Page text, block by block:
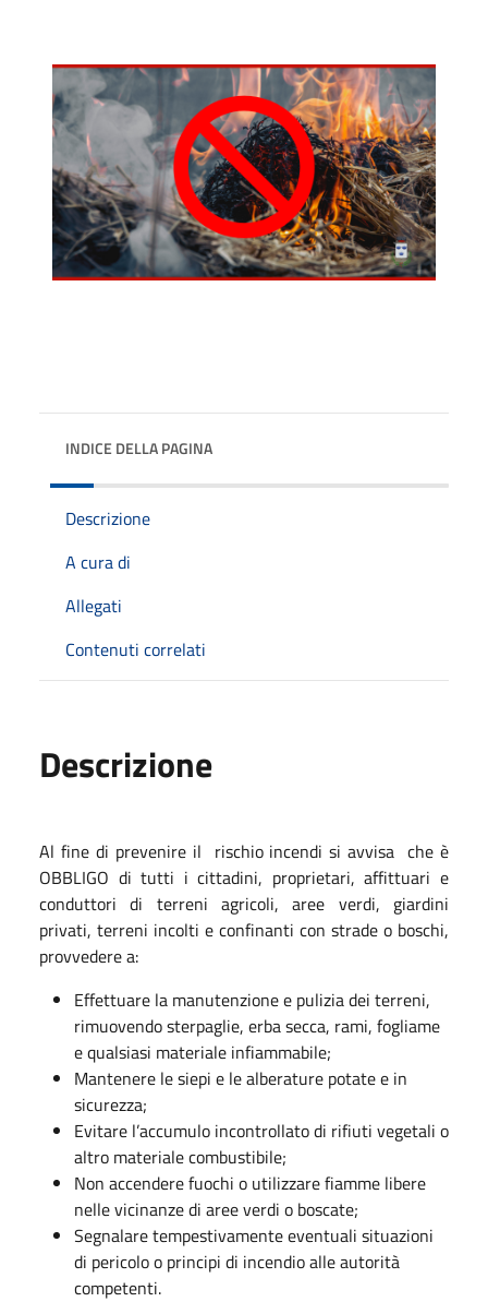
INDICE DELLA PAGINA
Descrizione
A cura di
Allegati
Contenuti correlati
Descrizione
Al fine di prevenire il rischio incendi si avvisa che è
OBBLIGO di tutti i cittadini, proprietari, affittuari e
conduttori di terreni agricoli, aree verdi, giardini
privati, terreni incolti e confinanti con strade o boschi,
provvedere a:
Effettuare la manutenzione e pulizia dei terreni,
rimuovendo sterpaglie, erba secca, rami, fogliame
e qualsiasi materiale infiammabile;
Mantenere le siepi e le alberature potate e in
sicurezza;
Evitare l’accumulo incontrollato di rifiuti vegetali o
altro materiale combustibile;
Non accendere fuochi o utilizzare fiamme libere
nelle vicinanze di aree verdi o boscate;
Segnalare tempestivamente eventuali situazioni
di pericolo o principi di incendio alle autorità
competenti.